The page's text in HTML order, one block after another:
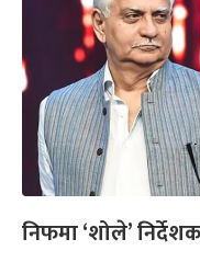
निफमा ‘शोले’